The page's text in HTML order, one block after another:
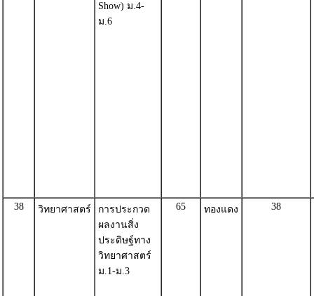
Show) ม.4-
ม.6
38 วิทยาศาสตร์
การประกวด
ผลงานสิ่ง
ประดิษฐ์ทาง
วิทยาศาสตร์
ม.1-ม.3
65 ทองแดง 38